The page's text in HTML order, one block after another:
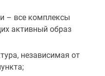
– все комплексы
активный образ
независимая от